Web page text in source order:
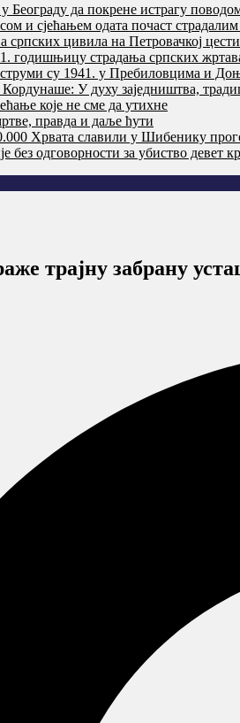
Београду да покрене истрагу
и сјећањем одата почаст
цивила на Петровачкој
годишњицу страдања српских
су 1941. у Пребиловцима и
У духу заједништва,
које не сме да утихне
правда и даље ћути
Хрвата славили у Шибенику
без одговорности за убиство девет
трајну забрану